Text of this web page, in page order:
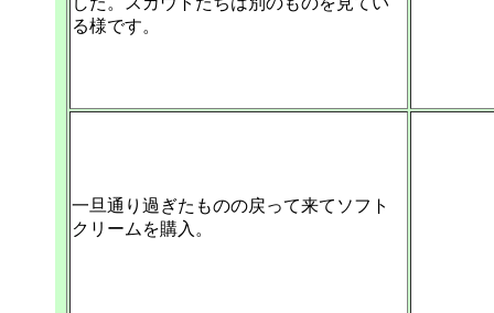
る様です。
一旦通り過ぎたものの戻って来てソフト
クリームを購入。